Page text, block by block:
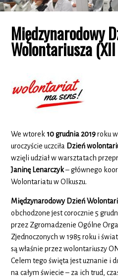
Międzynarodowy
Wolontariusza
We wtorek10 grudnia 2019roku
uroczyście uczciła Dzień
wzięli udział w warsztatach
Janinę Lenarczyk– głównego
Wolontariatu w Olkuszu.
Międzynarodowy Dzień
obchodzone jest corocznie 5
przez Zgromadzenie Ogólne
Zjednoczonych w 1985 roku i
są właśnie przez wolontariuszy
Celem tego święta jest uznanie i
na całym świecie – za ich trud,